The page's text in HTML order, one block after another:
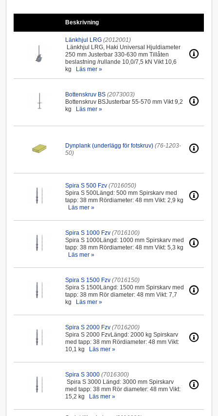
Beskrivning
Länkhjul LRG (2012001)
Länkhjul LRG, Haki Universal Hjuldiameter
250 mm Justerbar 330-630 mm Tillåten
beslastning /rullande 10,0/7,5 kN Vikt 10,6
kg
Läs mer »
Bottenskruv BS (2073003)
Bottenskruv BSJusterbar 55-570 mm Vikt 9,2
kg
Läs mer »
Dynplank (underlägg för fotskruv) (76-1203-
50)
Spira S 500 Fzv (7016050)
Spira S 500Längd: 500 mm Spirskarv med
tapp: 38 mm Rördiameter: 48 mm Vikt: 2,9 kg
Läs mer »
Spira S 1000 Fzv (7016100)
Spira S 1000Längd: 1000 mm Spirskarv med
tapp: 38 mm Rördiameter: 48 mm Vikt: 5,3 kg
Läs mer »
Spira S 1500 Fzv (7016150)
Spira S 1500Längd: 1500 mm Spirskarv med
tapp: 38 mm Rör diameter: 48 mm Vikt: 7,7
kg
Läs mer »
Spira S 2000 Fzv (7016200)
Spira S 2000 FzvLängd: 2000 kg Spirskarv
med tapp: 38 mm Rördiameter: 48 mm Vikt:
10,1 kg
Läs mer »
Spira S 3000 (7016300)
Spira S 3000 Längd: 3000 mm Spirskarv
med tapp: 38 mm Rör diameter: 48 mm Vikt:
15,2 kg
Läs mer »